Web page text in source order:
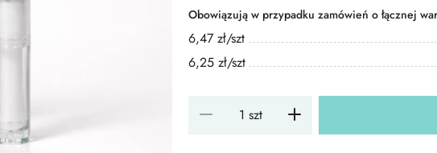
Obowiązują w przypadku zamówień o łącznej
6,47 zł/szt
6,25 zł/szt